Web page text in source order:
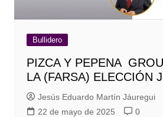
Bullidero
PIZCA Y PEPENA
LA (FARSA) ELECCIÓN
Jesús Eduardo Martín Jáuregui
22 de mayo de 2025
0